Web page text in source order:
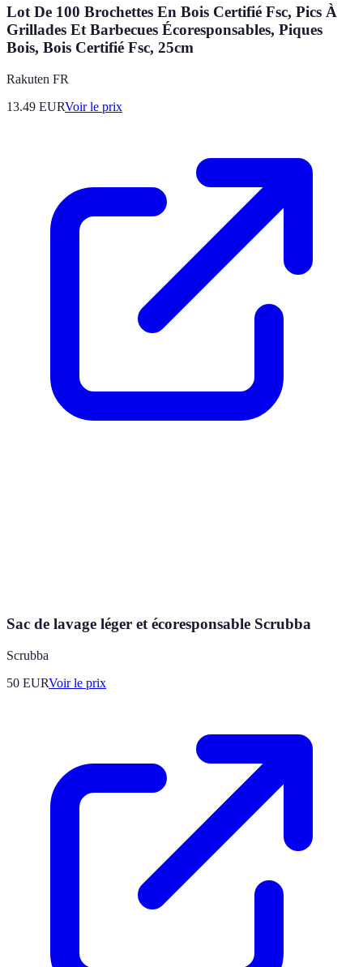
Lot De 100 Brochettes En Bois Certifié Fsc, Pics À
Grillades Et Barbecues Écoresponsables, Piques
Bois, Bois Certifié Fsc, 25cm
Rakuten FR
13.49 EURVoir le prix
Sac de lavage léger et écoresponsable Scrubba
Scrubba
50 EURVoir le prix